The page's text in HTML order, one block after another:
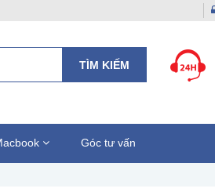
TÌM KIẾM
Góc tư vấn